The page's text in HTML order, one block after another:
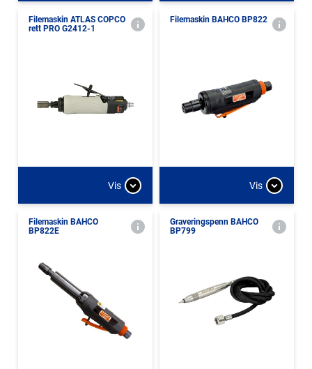
Filemaskin ATLAS COPCO
rett PRO G2412-1
Vis
Filemaskin BAHCO BP822
Vis
Filemaskin BAHCO
BP822E
Graveringspenn BAHCO
BP799